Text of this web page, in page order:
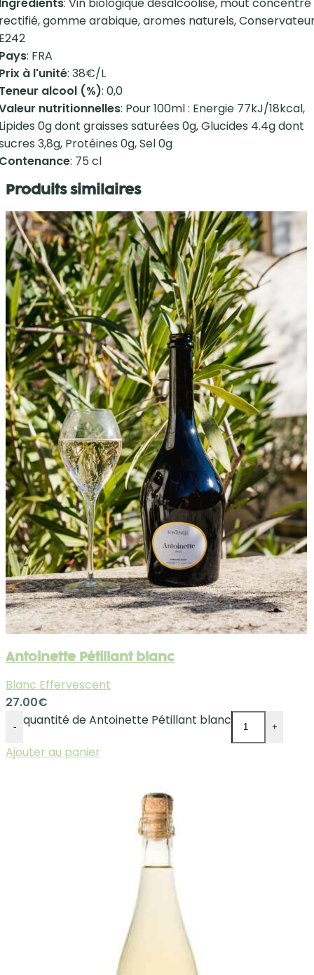
gomme arabique, aromes naturels,
: FRA
à l'unité: 38€/L
alcool (%): 0,0
nutritionnelles: Pour 100ml : Energie 77kJ/18kcal,
0g dont graisses saturées 0g, Glucides 4.4g dont
3,8g, Protéines 0g, Sel 0g
: 75 cl
Produits similaires
Antoinette Pétillant blanc
Blanc Effervescent
27.00€
- quantité de Antoinette Pétillant blanc +
Ajouter au panier